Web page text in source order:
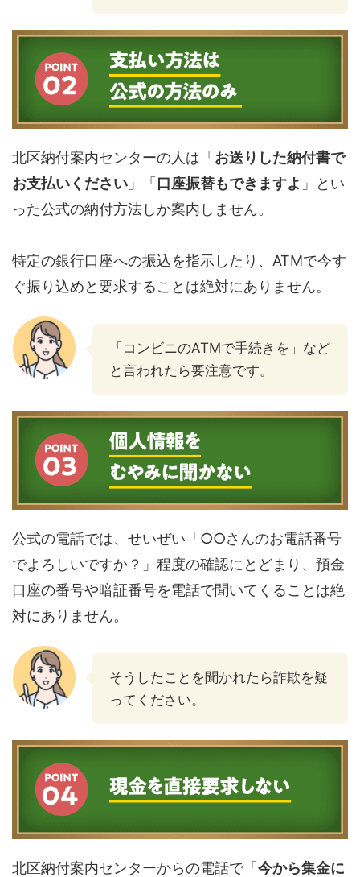
北区納付案内センターの人は「お送りした納付書で
お支払いください 」「口座振替もできますよ 」とい
った公式の納付方法しか案内しません。
特定の銀行口座への振込を指示したり、ATMで今す
ぐ振り込めと要求することは絶対にありません。
「コンビニのATMで手続きを」など
と言われたら要注意です。
公式の電話では、せいぜい「○○さんのお電話番号
でよろしいですか？」程度の確認にとどまり、預金
口座の番号や暗証番号を電話で聞いてくることは絶
対にありません。
そうしたことを聞かれたら詐欺を疑
ってください。
北区納付案内センターからの電話で「今から集金に